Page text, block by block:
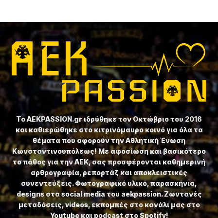
Το ⁦AEKPASSION.gr⁩ ιδρύθηκε τον Οκτώβριο του 2016
και καθιερώθηκε στο κιτρινόμαυρο κοινό για όλα τα
θέματα που αφορούν την Αθλητική Ένωση
Κωνσταντινουπόλεως! Με αφοσίωση και βασικότερο
το πάθος για την ΑΕΚ, σας προσφέρονται καθημερινή
αρθρογραφία, ρεπορτάζ και αποκλειστικές
συνεντεύξεις. Φωτογραφικό υλικό, παρασκήνια,
designs στα social media του aekpassion. Ζωντανές
μεταδόσεις, videos, εκπομπές στο κανάλι μας στο
Youtube και podcast στο Spotify!